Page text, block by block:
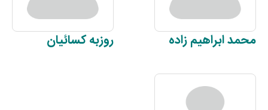
محمدابراهیم زاده روزبهکسائیان